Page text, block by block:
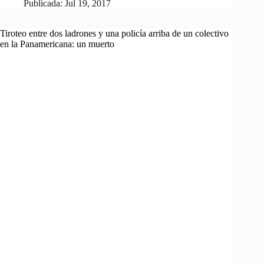
Publicada: Jul 19, 2017
Tiroteo entre dos ladrones y una policía arriba de un colectivo
en la Panamericana: un muerto